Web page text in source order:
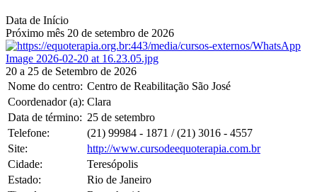
Data de Início
Próximo mês 20 de setembro de 2026
20 a 25 de Setembro de 2026
Nome do centro: Centro de Reabilitação São José
Coordenador (a): Clara
Data de término: 25 de setembro
Telefone:
(21) 99984 - 1871 / (21) 3016 - 4557
Site:
http://www.cursodeequoterapia.com.br
Cidade:
Teresópolis
Estado:
Rio de Janeiro